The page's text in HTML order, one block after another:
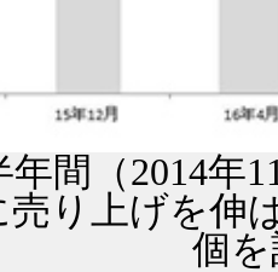
間（2014年
り上げを伸
個